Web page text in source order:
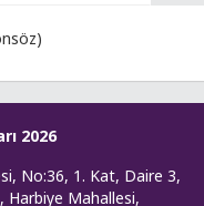
2026
No:36, 1. Kat, Daire 3,
Harbiye Mahallesi,